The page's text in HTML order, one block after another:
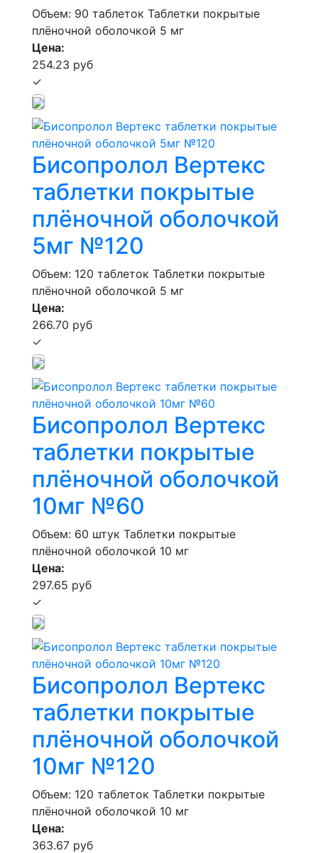
Объем: 90 таблеток Таблетки покрытые
плёночной оболочкой 5 мг
Цена:
254.23 руб
✓
Бисопролол Вертекс
таблетки покрытые
плёночной оболочкой
5мг №120
Объем: 120 таблеток Таблетки покрытые
плёночной оболочкой 5 мг
Цена:
266.70 руб
✓
Бисопролол Вертекс
таблетки покрытые
плёночной оболочкой
10мг №60
Объем: 60 штук Таблетки покрытые
плёночной оболочкой 10 мг
Цена:
297.65 руб
✓
Бисопролол Вертекс
таблетки покрытые
плёночной оболочкой
10мг №120
Объем: 120 таблеток Таблетки покрытые
плёночной оболочкой 10 мг
Цена:
363.67 руб